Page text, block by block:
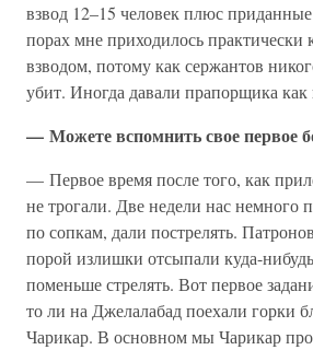
взвод 12–15 человек плюс
порах мне приходилось практически
взводом, потому как сержантов
убит. Иногда давали прапорщика как
— Можете вспомнить свое первое
— Первое время после того, как
не трогали. Две недели нас немного
по сопкам, дали пострелять.
порой излишки отсыпали куда-
поменьше стрелять. Вот первое
то ли на Джелалабад поехали горки
Чарикар. В основном мы Чарикар